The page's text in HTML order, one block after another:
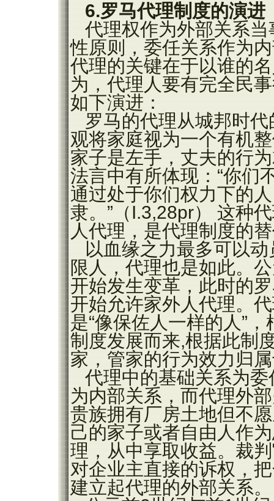
6.罗马代理制度的演进
代理权作为外部关系
性原则，委任关系作为
代理的关键在于以谁的
为，代理人要有完全民
如下演进：
罗马的代理从城邦时
观将家庭视为一个有机
家子是左手，丈夫的行
法言中有所体现：“你们
通过处于你们权力下的
隶。”（I.3,28pr） 这种
人代理，是代理制度的
以血缘之力最多可以
限人，代理也是如此。
开始发生变革，此时的
开始允许家外人代理。
是“像保佐人一样的人”
制度发展而来,根据此制
家，管家的行为效力归
代理中的基础关系为
为内部关系，而代理外
贵族拥有厂房土地但不
己的家子或者自由人作
理，从中享取收益。裁
对企业主直接的诉权，
建立起代理的外部关系。